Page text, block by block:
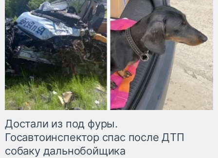
Достали из под фуры.
Госавтоинспектор спас после ДТП
собаку дальнобойщика